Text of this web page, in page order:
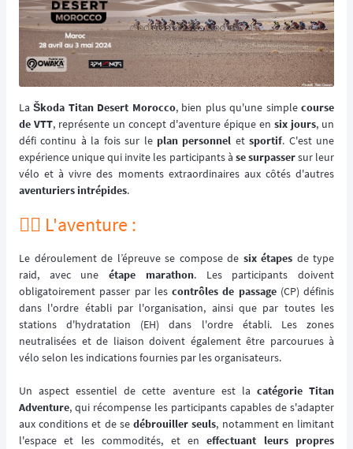
LaŠkoda Titan Desert Morocco, bien plus qu'une simplecourse
de VTT, représente un concept d'aventure épique en six jours, un
défi continu à la fois sur le plan personnel etsportif. C'est une
expérience unique qui invite les participants à se surpassersur leur
vélo et à vivre des moments extraordinaires aux côtés d'autres
aventuriers intrépides.
🚵‍♂️ L'aventure :
Le déroulement de l’épreuve se compose de six étapes de type
raid, avec uneétape marathon. Les participants doivent
obligatoirement passer par les contrôles de passage(CP) définis
dans l'ordre établi par l'organisation, ainsi que par toutes les
stations d'hydratation (EH) dans l'ordre établi. Les zones
neutralisées et de liaison doivent également être parcourues à
vélo selon les indications fournies par les organisateurs.
Un aspect essentiel de cette aventure est la catégorie Titan
Adventure, qui récompense les participants capables de s'adapter
aux conditions et de sedébrouiller seuls, notamment en limitant
l'espace et les commodités, et eneffectuant leurs propres